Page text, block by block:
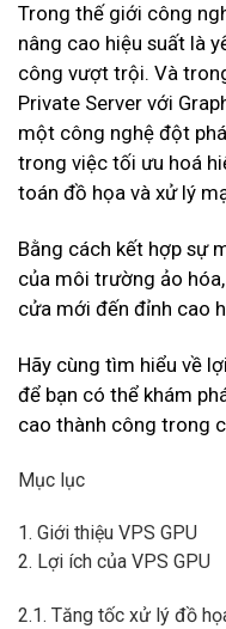
Trong thế giới công
nâng cao hiệu suất là
công vượt trội. Và
Private Server với
một công nghệ đột
trong việc tối ưu hoá
toán đồ họa và xử lý
Bằng cách kết hợp sự
của môi trường ảo
cửa mới đến đỉnh cao
Hãy cùng tìm hiểu về
để bạn có thể khám
cao thành công trong
Mục lục
1. Giới thiệu VPS GPU
2. Lợi ích của VPS GPU
2.1. Tăng tốc xử lý đồ